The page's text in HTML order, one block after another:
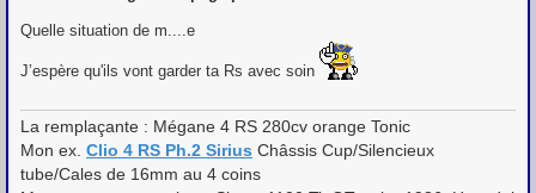
s
a
e
Quelle situation de m....e
J’espère qu'ils vont garder ta Rs avec soin
La remplaçante : Mégane 4 RS 280cv orange Tonic
Mon ex. Clio 4 RS Ph.2 Sirius Châssis Cup/Silencieux
tube/Cales de 16mm au 4 coins